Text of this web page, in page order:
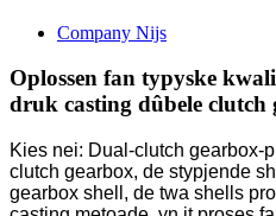
Company Nijs
Oplossen fan typyske
druk casting dûbele clutch
Kies nei: Dual-clutch gearbox-
clutch gearbox, de stypjende
gearbox shell, de twa shells